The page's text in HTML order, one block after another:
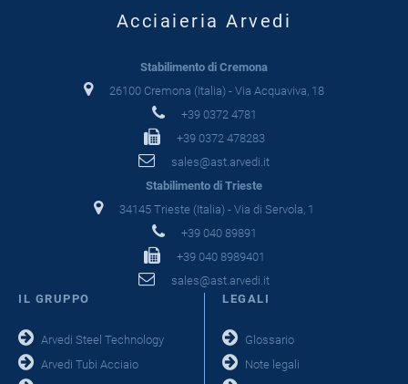
Acciaieria Arvedi
Stabilimento di Cremona
26100 Cremona (Italia) - Via Acquaviva, 18
+39 0372 4781
+39 0372 478283
sales@ast.arvedi.it
Stabilimento di Trieste
34145 Trieste (Italia) - Via di Servola, 1
+39 040 89891
+39 040 8989401
sales@ast.arvedi.it
IL GRUPPO
Arvedi Steel Technology
Arvedi Tubi Acciaio
LEGALI
Glossario
Note legali